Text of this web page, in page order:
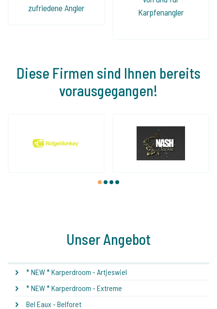
zufriedene Angler
Karpfenangler
Diese Firmen sind Ihnen bereits
vorausgegangen!
1 2 3 4
Unser Angebot
* NEW * Karperdroom - Artjeswiel
* NEW * Karperdroom - Extreme
Bel Eaux - Belforet